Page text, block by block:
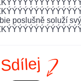
Sdílej